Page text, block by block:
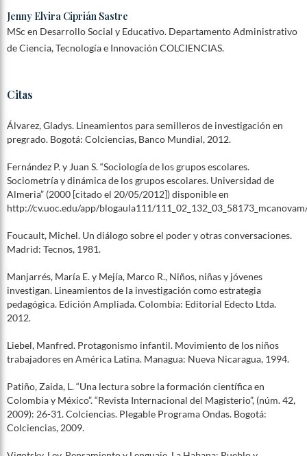
Jenny Elvira Ciprián Sastre
MSc en Desarrollo Social y Educativo. Departamento Administrativo
de Ciencia, Tecnología e Innovación COLCIENCIAS.
Citas
Álvarez, Gladys. Lineamientos para semilleros de investigación en
pregrado. Bogotá: Colciencias, Banco Mundial, 2012.
Fernández P. y Juan S. “Sociología de los grupos escolares.
Sociometría y dinámica de los grupos escolares. Universidad de
Almeria” (2000 [citado el 20/05/2012]) disponible en
http://cv.uoc.edu/app/blogaula111/
Foucault, Michel. Un diálogo sobre el poder y otras conversaciones.
Madrid: Tecnos, 1981.
Manjarrés, María E. y Mejía, Marco R., Niños, niñas y jóvenes
investigan. Lineamientos de la investigación como estrategia
pedagógica. Edición Ampliada. Colombia: Editorial Edecto Ltda.
2012.
Liebel, Manfred. Protagonismo infantil. Movimiento de los niños
trabajadores en América Latina. Managua: Nueva Nicaragua, 1994.
Patiño, Zaida, L. “Una lectura sobre la formación científica en
Colombia y México”. “Revista Internacional del Magisterio”, (núm. 42,
2009): 26-31. Colciencias. Plegable Programa Ondas. Bogotá:
Colciencias, 2009.